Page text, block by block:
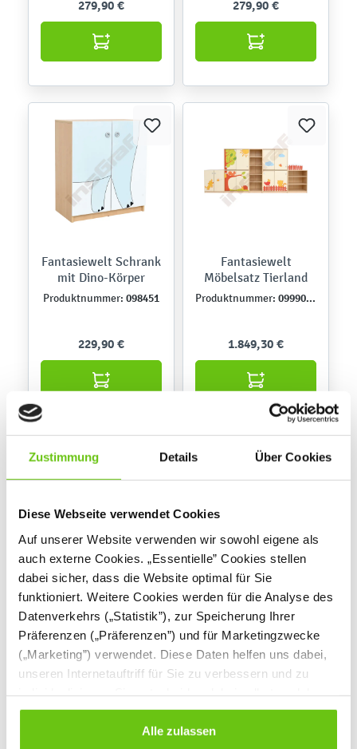
Zustimmung Details Über Cookies
Diese Webseite verwendet Cookies
Auf unserer Website verwenden wir sowohl eigene als
auch externe Cookies. „Essentielle” Cookies stellen
dabei sicher, dass die Website optimal für Sie
funktioniert. Weitere Cookies werden für die Analyse des
Datenverkehrs („Statistik”), zur Speicherung Ihrer
Präferenzen („Präferenzen”) und für Marketingzwecke
(„Marketing”) verwendet. Diese Daten helfen uns dabei,
unseren Internetauftriff für Sie zu verbessern und zu
Cookies Sie erlauben. Verweigern Sie Ihre Zustimmung,
wählen Sie „Alle ablehnen” – in diesem Fall werden nur
Alle zulassen
279,90 € 279,90 €
Fantasiewelt Schrank
mit Dino-Körper
Produktnummer: 098451
229,90 €
Fantasiewelt
Möbelsatz Tierland
Produktnummer: 099900N
1.849,30 €
Fantasiewelt Regal,
hoch
Produktnummer:099904
179,90 €
Fantasiewelt Schrank
mit Hündchen
Produktnummer: 099901N
279,90 €